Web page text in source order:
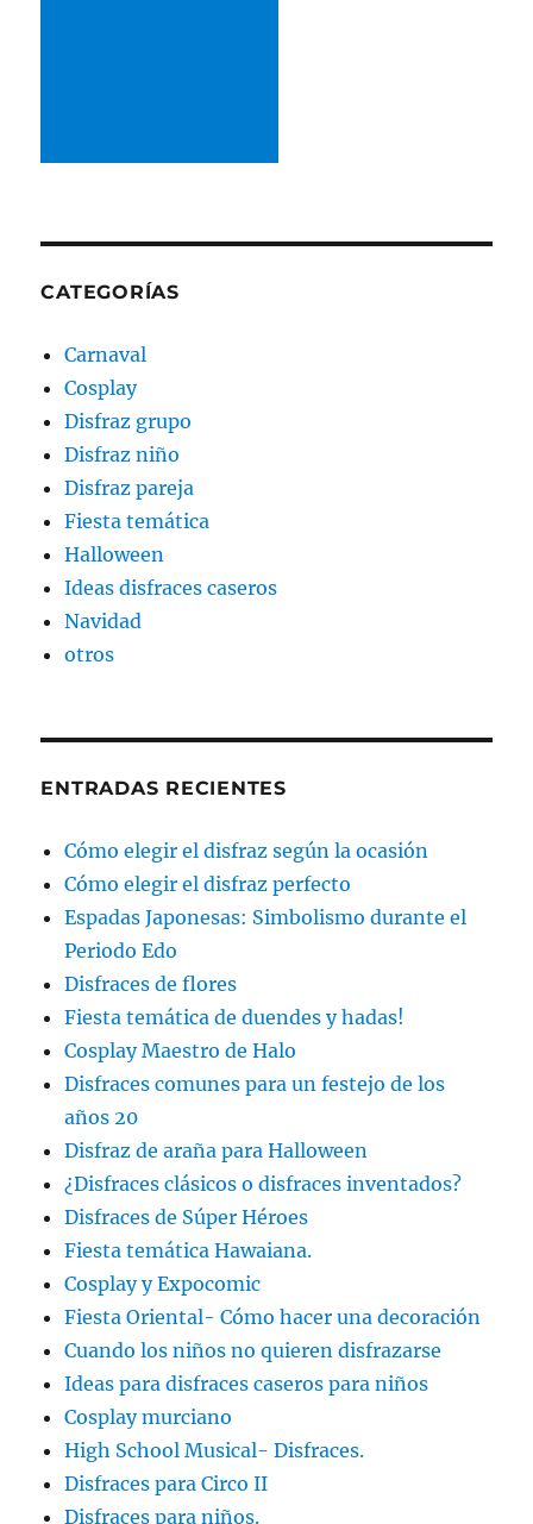
CATEGORÍAS
Carnaval
Cosplay
Disfraz grupo
Disfraz niño
Disfraz pareja
Fiesta temática
Halloween
Ideas disfraces caseros
Navidad
otros
ENTRADAS RECIENTES
Cómo elegir el disfraz según la ocasión
Cómo elegir el disfraz perfecto
Espadas Japonesas: Simbolismo durante el
Periodo Edo
Disfraces de flores
Fiesta temática de duendes y hadas!
Cosplay Maestro de Halo
Disfraces comunes para un festejo de los
años 20
Disfraz de araña para Halloween
¿Disfraces clásicos o disfraces inventados?
Disfraces de Súper Héroes
Fiesta temática Hawaiana.
Cosplay y Expocomic
Fiesta Oriental- Cómo hacer una decoración
Cuando los niños no quieren disfrazarse
Ideas para disfraces caseros para niños
Cosplay murciano
High School Musical- Disfraces.
Disfraces para Circo II
Disfraces para niños.